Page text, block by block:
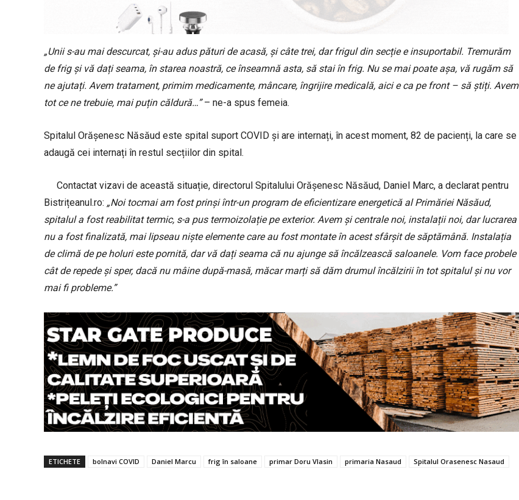
„Unii s-au mai descurcat, și-au adus pături de acasă, și câte trei, dar frigul din secție e insuportabil. Tremurăm
de frig și vă dați seama, în starea noastră, ce înseamnă asta, să stai în frig. Nu se mai poate așa, vă rugăm să
ne ajutați. Avem tratament, primim medicamente, mâncare, îngrijire medicală, aici e ca pe front – să știți. Avem
tot ce ne trebuie, mai puțin căldură…”– ne-a spus femeia.
Spitalul Orășenesc Năsăud este spital suport COVID și are internați, în acest moment, 82 de pacienți, la care se
adaugă cei internați în restul secțiilor din spital.
Contactat vizavi de această situație, directorul Spitalului Orășenesc Năsăud, Daniel Marc, a declarat pentru
Bistrițeanul.ro: „Noi tocmai am fost prinși într-un program de eficientizare energetică al Primăriei Năsăud,
spitalul a fost reabilitat termic, s-a pus termoizolație pe exterior. Avem și centrale noi, instalații noi, dar lucrarea
nu a fost finalizată, mai lipseau niște elemente care au fost montate în acest sfârșit de săptămână. Instalația
de climă de pe holuri este pornită, dar vă dați seama că nu ajunge să încălzească saloanele. Vom face probele
cât de repede și sper, dacă nu mâine după-masă, măcar marți să dăm drumul încălzirii în tot spitalul și nu vor
mai fi probleme.”
ETICHETE bolnavi COVID Daniel Marcu frig în saloane primar Doru Vlasin primaria Nasaud Spitalul Orasenesc Nasaud